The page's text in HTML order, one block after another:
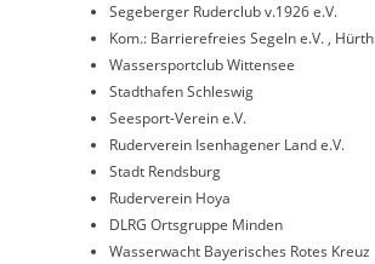
Segeberger Ruderclub v.1926 e.V.
Kom.: Barrierefreies Segeln e.V. , Hürth
Wassersportclub Wittensee
Stadthafen Schleswig
Seesport-Verein e.V.
Ruderverein Isenhagener Land e.V.
Stadt Rendsburg
Ruderverein Hoya
DLRG Ortsgruppe Minden
Wasserwacht Bayerisches Rotes Kreuz